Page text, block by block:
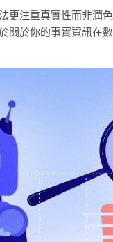
更注重真實性而非潤
關於你的事實資訊在